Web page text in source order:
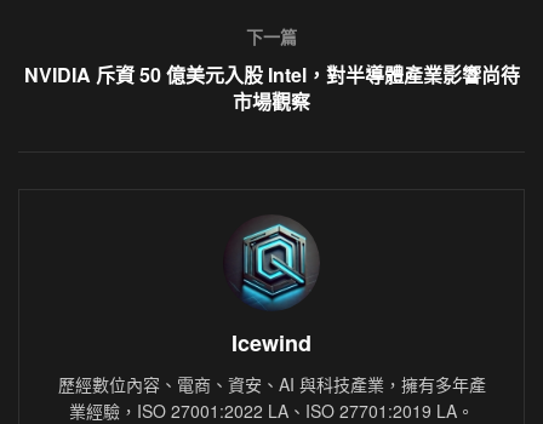
下一篇
NVIDIA 斥資 50 億美元入股 Intel，對半導體產業影響尚待
市場觀察
Icewind
歷經數位內容、電商、資安、AI 與科技產業，擁有多年產
業經驗，ISO 27001:2022 LA、ISO 27701:2019 LA。